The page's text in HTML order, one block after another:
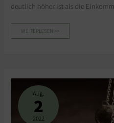
deutlich höher ist als die
WEITERLESEN >>
Aug.
2
2022
VERMÖGENSVERTEILUNG
DEUTSCHLAND
1895